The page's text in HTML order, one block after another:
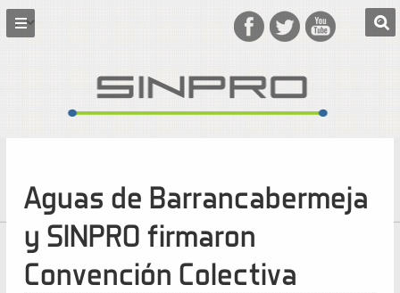
Aguas de Barrancabermeja
y SINPRO firmaron
Convención Colectiva